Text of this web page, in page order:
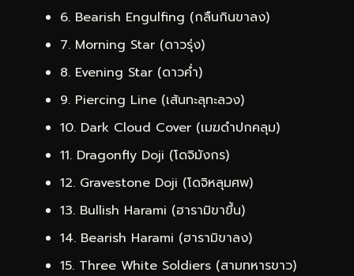
6. Bearish Engulfing (กลืนกินขาลง)
7. Morning Star (ดาวรุ่ง)
8. Evening Star (ดาวค่ำ)
9. Piercing Line (เส้นทะลุทะลวง)
10. Dark Cloud Cover (เมฆดำปกคลุม)
11. Dragonfly Doji (โดจิมังกร)
12. Gravestone Doji (โดจิหลุมศพ)
13. Bullish Harami (ฮารามิขาขึ้น)
14. Bearish Harami (ฮารามิขาลง)
15. Three White Soldiers (สามทหารขาว)